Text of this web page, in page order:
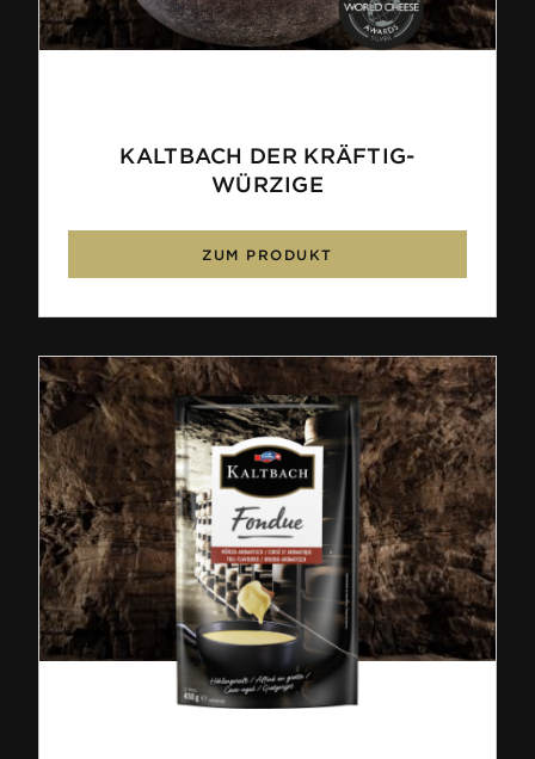
KALTBACH DER KRÄFTIG-
WÜRZIGE
ZUM PRODUKT